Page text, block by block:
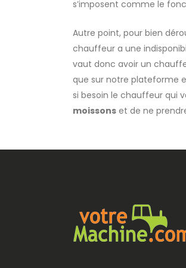
s’imposent comme le
Autre point, pour bien
chauffeur a une
vaut donc avoir un
que sur notre plateforme
si besoin le chauffeur qui
moissons et de ne